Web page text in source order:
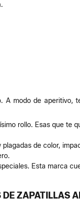
A modo de aperitivo,
rollo. Esas que te
de color,
Esta marca
ZAPATILLAS